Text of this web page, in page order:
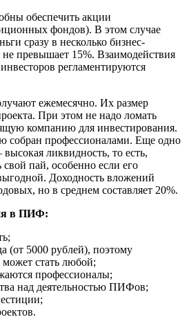
обеспечить акции
фондов). В этом случае
сразу в несколько бизнес-
превышает 15%. Взаимодействия
регламентируются
ежемесячно. Их размер
При этом не надо ломать
компанию для инвестирования.
собран профессионалами. Еще одно
ликвидность, то есть,
пай, особенно если его
Доходность вложений
но в среднем составляет 20%.
в ПИФ:
;
(от 5000 рублей), поэтому
стать любой;
профессионалы;
над деятельностью ПИФов;